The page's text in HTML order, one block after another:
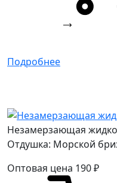
Подробнее
Незамерзающая
Отдушка: Морской
Оптовая цена 190₽